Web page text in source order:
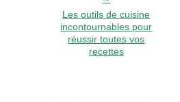
Les outils de cuisine
incontournables pour
réussir toutes vos
recettes